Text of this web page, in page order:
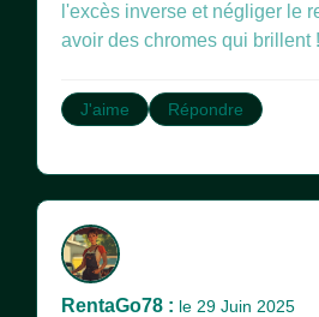
l'excès inverse et négliger le
avoir des chromes qui brillent !
J'aime Répondre
RentaGo78 : le 29 Juin 2025